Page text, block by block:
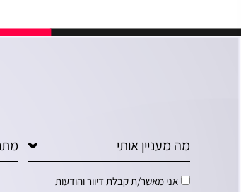
אני מאשר/ת קבלת דיוור והודעות